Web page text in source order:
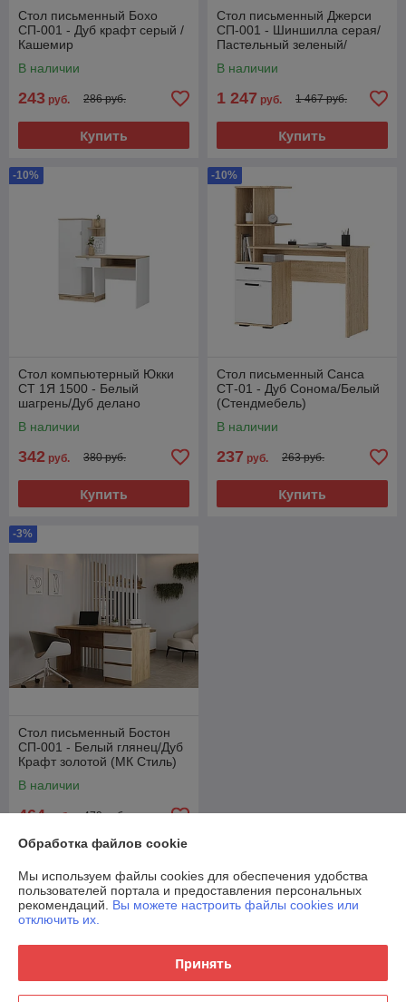
Стол письменный Бохо
СП-001 - Дуб крафт серый /
Кашемир
В наличии
243 руб. 286 руб.
Купить
Стол письменный Джерси
СП-001 - Шиншилла серая/
Пастельный зеленый/
В наличии
1 247 руб. 1 467 руб.
Купить
-10%
Стол компьютерный Юкки
СТ 1Я 1500 - Белый
шагрень/Дуб делано
В наличии
342 руб. 380 руб.
Купить
-10%
Стол письменный Санса
СТ-01 - Дуб Сонома/Белый
(Стендмебель)
В наличии
237 руб. 263 руб.
Купить
-3%
Стол письменный Бостон
СП-001 - Белый глянец/Дуб
Крафт золотой (МК Стиль)
В наличии
464руб. 479 руб.
Купить
О нас
Рейтинг не сформирован
Менее 5 отзывов за последний год
Обработка файлов cookie
Мы используем файлы cookies для обеспечения удобства
пользователей портала и предоставления персональных
рекомендаций. Вы можете настроить файлы cookies или
отключить их.
Принять